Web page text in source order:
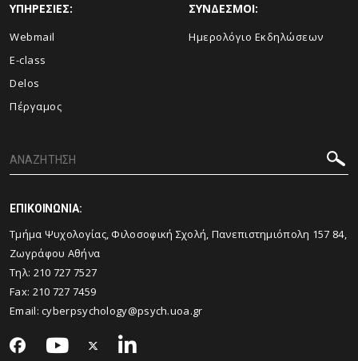
ΥΠΗΡΕΣΙΕΣ:
Webmail
E-class
Delos
Πέργαμος
ΣΥΝΔΕΣΜΟΙ:
Ημερολόγιο Εκδηλώσεων
ΕΠΙΚΟΙΝΩΝΙΑ:
Τμήμα Ψυχολογίας, Φιλοσοφική Σχολή, Πανεπιστημιόπολη 157 84,
Ζωγράφου Αθήνα
Τηλ: 210 727 7527
Fax: 210 727 7459
Email:cyberpsychology@psych.uoa.gr